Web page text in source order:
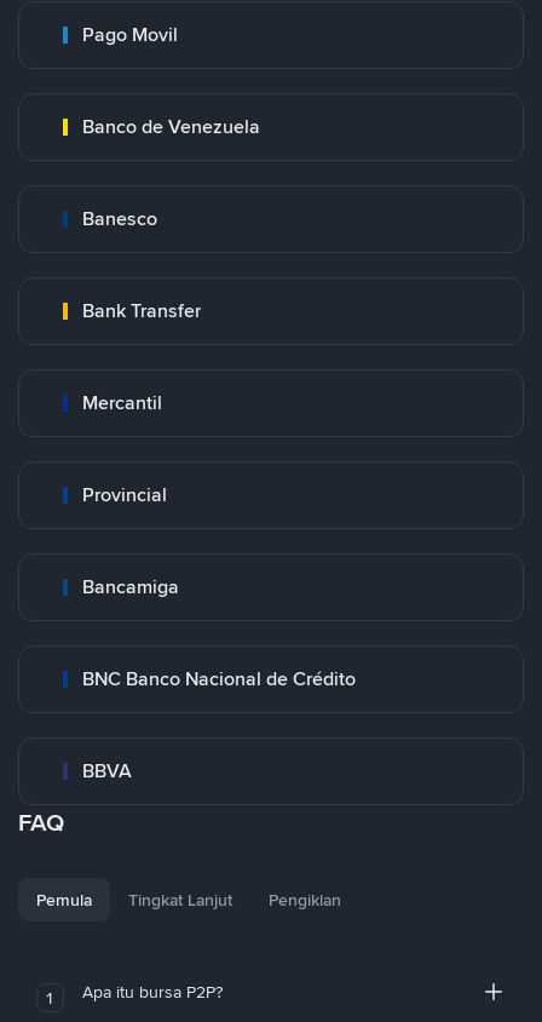
Pago Movil
Banco de Venezuela
Banesco
Bank Transfer
Mercantil
Provincial
Bancamiga
BNC Banco Nacional de Crédito
BBVA
FAQ
Pemula Tingkat Lanjut Pengiklan
1 Apa itu bursa P2P?